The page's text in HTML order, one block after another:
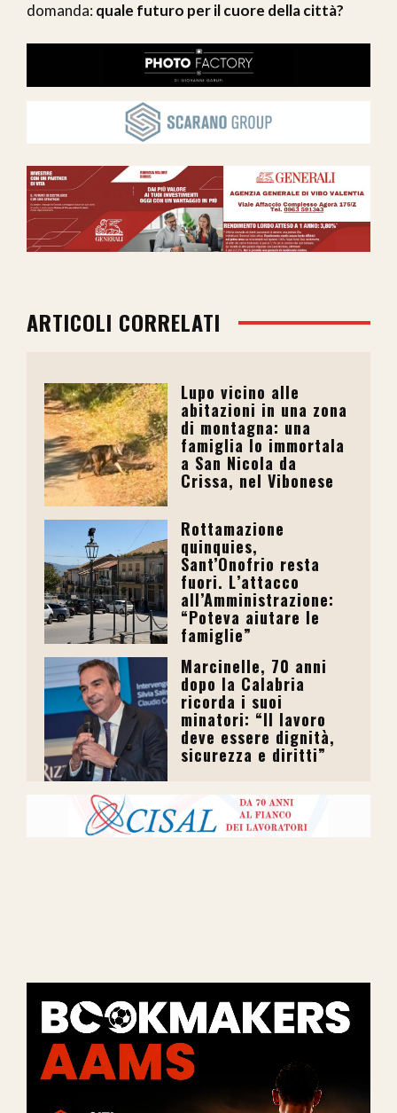
domanda: quale futuro per il cuore della città?
ARTICOLI CORRELATI
Lupo vicino alle
abitazioni in una zona
di montagna: una
famiglia lo immortala
a San Nicola da
Crissa, nel Vibonese
Rottamazione
quinquies,
Sant’Onofrio resta
fuori. L’attacco
all’Amministrazione:
“Poteva aiutare le
famiglie”
Marcinelle, 70 anni
dopo la Calabria
ricorda i suoi
minatori: “Il lavoro
deve essere dignità,
sicurezza e diritti”